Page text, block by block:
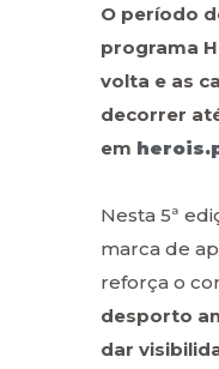
O período
programa
volta e as
decorrer
em
Nesta 5ª
marca de
reforça o
desporto
dar